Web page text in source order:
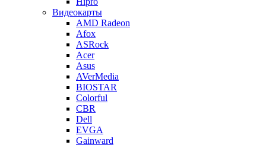
Видеокарты
AMD Radeon
Afox
ASRock
Acer
Asus
AVerMedia
BIOSTAR
Colorful
CBR
Dell
EVGA
Gainward